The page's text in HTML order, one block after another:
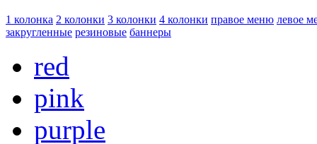
1 колонка 2 колонки 3 колонки 4 колонки правое меню левое
закругленные резиновые баннеры
red
pink
purple